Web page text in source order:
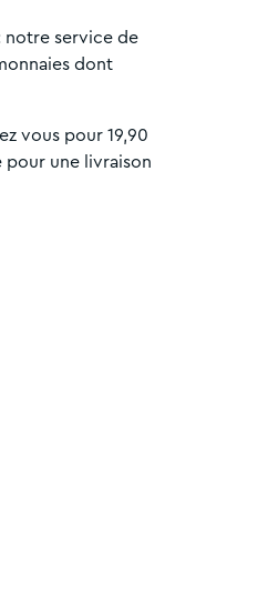
notre service de
dont
vous pour 19,90
une livraison